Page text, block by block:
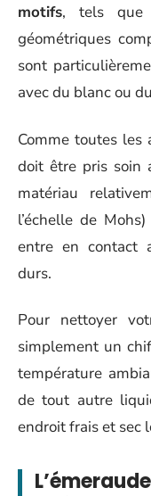
motifs, tels que
géométriques
sont
avec du blanc ou
Comme toutes les
doit être pris soin
matériau
l’échelle de
entre en contact
durs.
Pour nettoyer
simplement un
température
de tout autre
endroit frais et sec